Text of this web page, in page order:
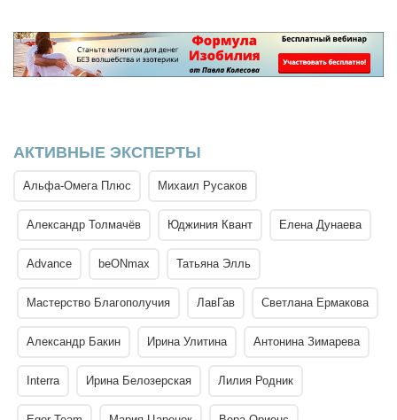
АКТИВНЫЕ ЭКСПЕРТЫ
Альфа-Омега Плюс Михаил Русаков
Александр Толмачёв Юджиния Квант Елена Дунаева
Advance beONmax Татьяна Элль
Мастерство Благополучия ЛавГав Светлана Ермакова
Александр Бакин Ирина Улитина Антонина Зимарева
Interra Ирина Белозерская Лилия Родник